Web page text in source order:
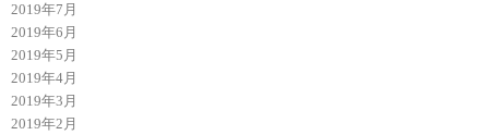
2019年7月
2019年6月
2019年5月
2019年4月
2019年3月
2019年2月